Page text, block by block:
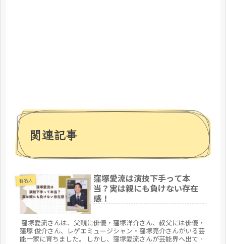
関連記事
有名人
窪塚愛流は演技下手って本
当？実は親にも負けない存在
感！
窪塚愛流さんは、父親に俳優・窪塚洋介さん、叔父には俳優・
窪塚 俊介さん、レゲエミュージシャン・窪塚亮介さんがいる芸
能一家に育ちました。 しかし、窪塚愛流さんが芸能界へ出てか